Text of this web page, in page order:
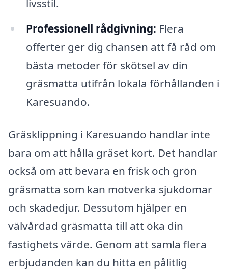
livsstil.
Professionell rådgivning: Flera
offerter ger dig chansen att få råd om
bästa metoder för skötsel av din
gräsmatta utifrån lokala förhållanden i
Karesuando.
Gräsklippning i Karesuando handlar inte
bara om att hålla gräset kort. Det handlar
också om att bevara en frisk och grön
gräsmatta som kan motverka sjukdomar
och skadedjur. Dessutom hjälper en
välvårdad gräsmatta till att öka din
fastighets värde. Genom att samla flera
erbjudanden kan du hitta en pålitlig